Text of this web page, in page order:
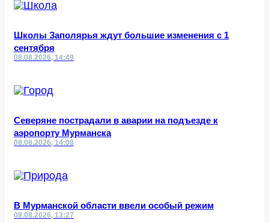
Школы Заполярья ждут большие изменения с 1
сентября
08.08.2026, 14:49
Северяне пострадали в аварии на подъезде к
аэропорту Мурманска
08.08.2026, 14:08
В Мурманской области ввели особый режим
08.08.2026, 13:27